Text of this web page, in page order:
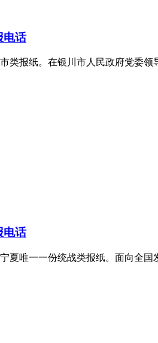
电话
类报纸。在银川市人民政府党委
电话
夏唯一一份统战类报纸。面向全